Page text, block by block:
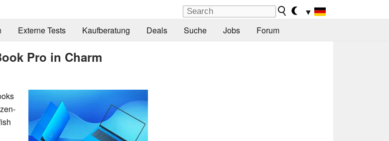
▼
Externe Tests Kaufberatung Deals Suche Jobs Forum
Pro in Charm